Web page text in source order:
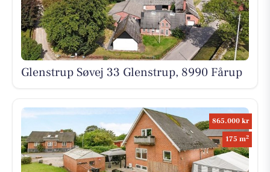
Glenstrup Søvej 33 Glenstrup, 8990 Fårup
865.000 kr
175 m2